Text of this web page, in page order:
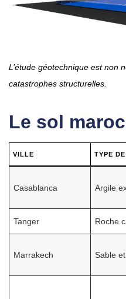
L’étude géotechnique est non
catastrophes structurelles.
Le sol
VILLE TYPE
Casablanca Argile
Tanger Roche
Marrakech Sable